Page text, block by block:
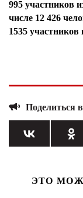
995 участников
числе 12 426
1535
Поделиться
ЭТО